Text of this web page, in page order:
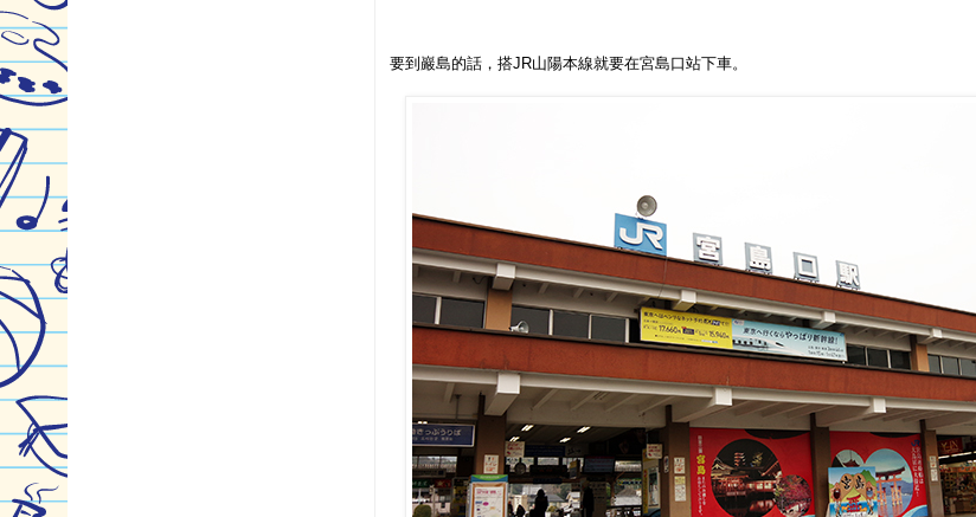
要到巖島的話，搭JR山陽本線就要在宮島口站下車。